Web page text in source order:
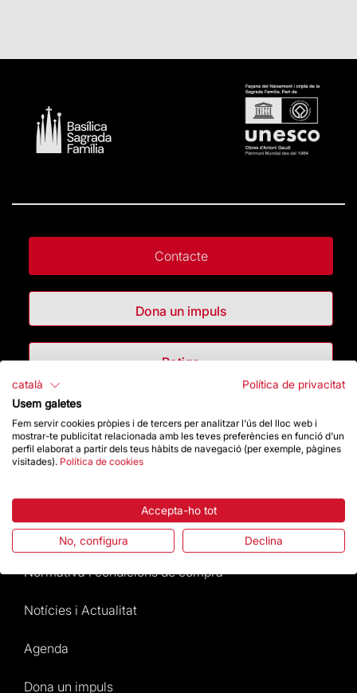
Contacte
Dona un impuls
Botiga
Destacats
La Fundació
Preguntes freqüents
Atenció al Visitant
Normativa i condicions de compra
Notícies i Actualitat
Agenda
Dona un impuls
català
Política de privacitat
Usem galetes
Fem servir cookies pròpies i de tercers per analitzar l'ús del lloc web i
mostrar-te publicitat relacionada amb les teves preferències en funció d'un
perfil elaborat a partir dels teus hàbits de navegació (per exemple, pàgines
visitades). Política de cookies
Accepta-ho tot
No, configura Declina